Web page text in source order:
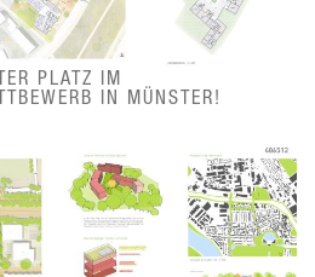
PLATZ IM
IN MÜNSTER!